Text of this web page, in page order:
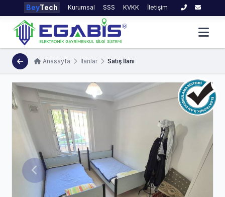
BeyTech Kurumsal SSS KVKK İletişim
Anasayfa İlanlar Satış İlanı